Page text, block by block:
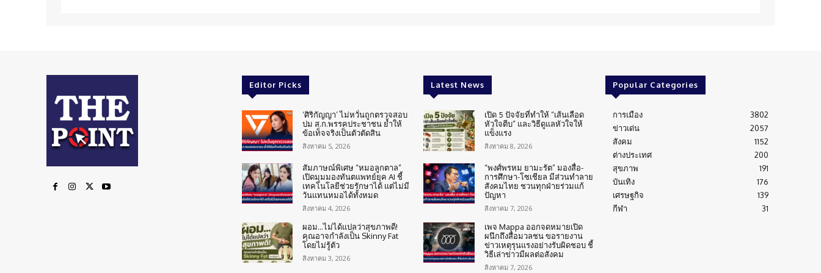
Editor Picks
‘ศิริกัญญา’ ไม่หวั่นถูกตรวจสอบ
ปม ส.ก.พรรคประชาชน ย้ำให้
ข้อเท็จจริงเป็นตัวตัดสิน
สิงหาคม 5, 2026
สัมภาษณ์พิเศษ “หมอลูกตาล”
เปิดมุมมองทันตแพทย์ยุค AI ชี้
เทคโนโลยีช่วยรักษาได้ แต่ไม่มี
วันแทนหมอได้ทั้งหมด
สิงหาคม 4, 2026
ผอม…ไม่ได้แปลว่าสุขภาพดี!
คุณอาจกำลังเป็น Skinny Fat
โดยไม่รู้ตัว
สิงหาคม 3, 2026
Latest News
เปิด 5 ปัจจัยที่ทำให้ “เส้นเลือด
หัวใจตีบ” และวิธีดูแลหัวใจให้
แข็งแรง
สิงหาคม 8, 2026
“พงศ์พรหม ยามะรัต” มองสื่อ-
การศึกษา-โซเชียล มีส่วนทำลาย
สังคมไทย ชวนทุกฝ่ายร่วมแก้
ปัญหา
สิงหาคม 7, 2026
เพจ Mappa ออกจดหมายเปิด
ผนึกถึงสื่อมวลชน ขอรายงาน
ข่าวเหตุรุนแรงอย่างรับผิดชอบ ชี้
วิธีเล่าข่าวมีผลต่อสังคม
สิงหาคม 7, 2026
Popular Categories
การเมือง
3802
ข่าวเด่น
2057
สังคม
1152
ต่างประเทศ
200
สุขภาพ
191
บันเทิง
176
เศรษฐกิจ
139
กีฬา
31